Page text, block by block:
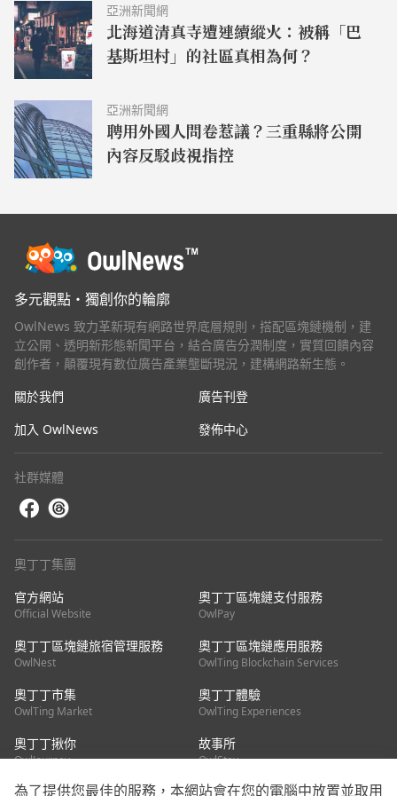
亞洲新聞網
北海道清真寺遭連續縱火：被稱「巴
基斯坦村」的社區真相為何？
亞洲新聞網
聘用外國人問卷惹議？三重縣將公開
內容反駁歧視指控
多元觀點・獨創你的輪廓
OwlNews 致力革新現有網路世界底層規則，搭配區塊鏈機制，建
立公開、透明新形態新聞平台，結合廣告分潤制度，實質回饋內容
創作者，顛覆現有數位廣告產業壟斷現況，建構網路新生態。
關於我們
廣告刊登
加入 OwlNews
發佈中心
社群媒體
奧丁丁集團
官方網站
Official Website
奧丁丁區塊鏈支付服務
OwlPay
奧丁丁區塊鏈旅宿管理服務
OwlNest
奧丁丁區塊鏈應用服務
OwlTing Blockchain Services
奧丁丁市集
OwlTing Market
奧丁丁體驗
OwlTing Experiences
奧丁丁揪你
OwlJourney
故事所
OwlStay
為了提供您最佳的服務，本網站會在您的電腦中放置並取用